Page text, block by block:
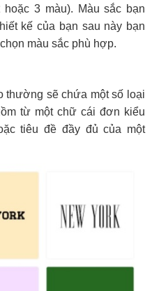
3 màu). Màu sắc bạn
kế của bạn sau này bạn
màu sắc phù hợp.
thường sẽ chứa một số loại
từ một chữ cái đơn kiểu
tiêu đề đầy đủ của một